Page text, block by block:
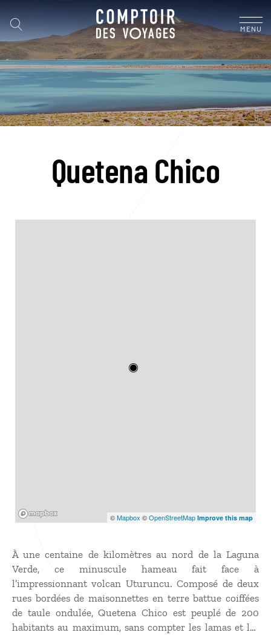
MENU
Quetena Chico
©Mapbox ©OpenStreetMap Improve this map
À une centaine de kilomètres au nord de la Laguna
Verde, ce minuscule hameau fait face à
l’impressionnant volcan Uturuncu. Composé de deux
rues bordées de maisonnettes en terre battue coiffées
de taule ondulée, Quetena Chico est peuplé de 200
habitants au maximum, sans compter les lamas et les